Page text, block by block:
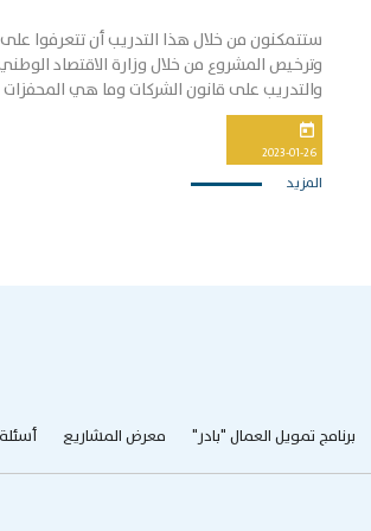
ستتمكنون من خلال هذا التدريب أن تتعرفوا
وترخيص المشروع من خلال وزارة الاقتصاد
والتدريب على قانون الشركات وما هي المحفزات
وصاحبات المشاريع. يمكنكم الحصول على مادة
today
2023-01-26
المزيد
برنامج تمويل العمال "بادر" معرض المشاريع